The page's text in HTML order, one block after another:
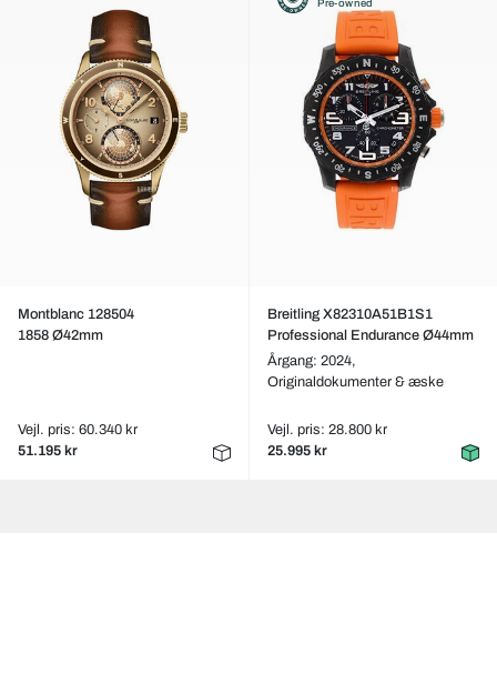
Montblanc 128504
1858 Ø42mm
Vejl. pris: 60.340 kr
51.195 kr
Pre-owned
Breitling X82310A51B1S1
Professional Endurance Ø44mm
Årgang: 2024,
Originaldokumenter & æske
Vejl. pris: 28.800 kr
25.995 kr